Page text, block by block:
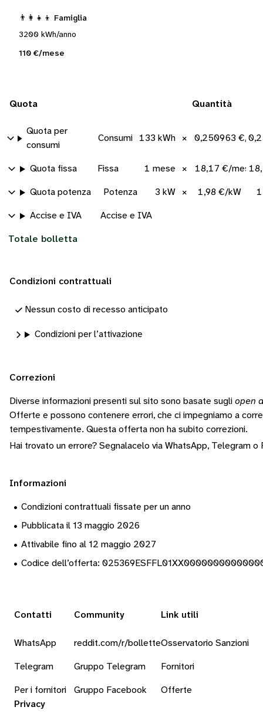
👨‍👩‍👧‍👦 Famiglia
3200 kWh/anno
110 €/mese
Quota Quantità
Quota per
consumi
Consumi 133 kWh × 0,250963 €/
Quota fissa Fissa 1 mese × 18,17 €/mese
Quota potenza Potenza 3 kW × 1,98 €/kW
Accise e IVA Accise e IVA
Totale bolletta
Condizioni contrattuali
Nessun costo di recesso anticipato
Condizioni per l’attivazione
Correzioni
Diverse informazioni presenti sul sito sono basate sugli open
Offerte e possono contenere errori, che ci impegniamo a
tempestivamente. Questa offerta non ha subito correzioni.
Hai trovato un errore? Segnalacelo via WhatsApp, Telegram o
Informazioni
• Condizioni contrattuali fissate per un anno
• Pubblicata il 13 maggio 2026
• Attivabile fino al 12 maggio 2027
• Codice dell’offerta:
Contatti
WhatsApp
Telegram
Per i fornitori
Community
reddit.com/r/bollette
Gruppo Telegram
Gruppo Facebook
Link utili
Osservatorio Sanzioni
Fornitori
Offerte
Privacy